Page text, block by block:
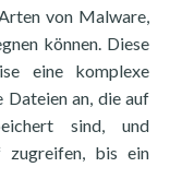
von Malware,
können. Diese
eine komplexe
Dateien an, die auf
sind, und
zugreifen, bis ein